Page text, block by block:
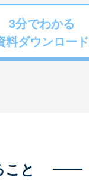
3分でわかる
料ダウンロード
と